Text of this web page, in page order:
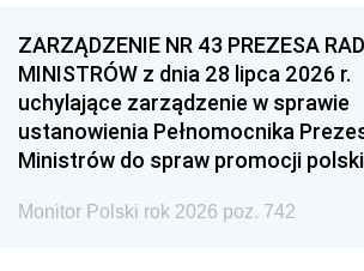
ZARZĄDZENIE NR 43 PREZESA
MINISTRÓW z dnia 28 lipca 2026 r.
uchylające zarządzenie w sprawie
ustanowienia Pełnomocnika
Ministrów do spraw promocji
Monitor Polski rok 2026 poz. 742